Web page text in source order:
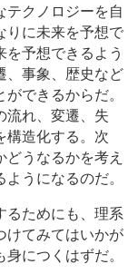
テクノロジーを自
りに未来を予想で
予想できるよう
、事象、歴史など
できるからだ。
流れ、変遷、失
構造化する。次
うなるかを考え
うになるのだ。
るためにも、理系
けてみてはいかが
につくはずだ。